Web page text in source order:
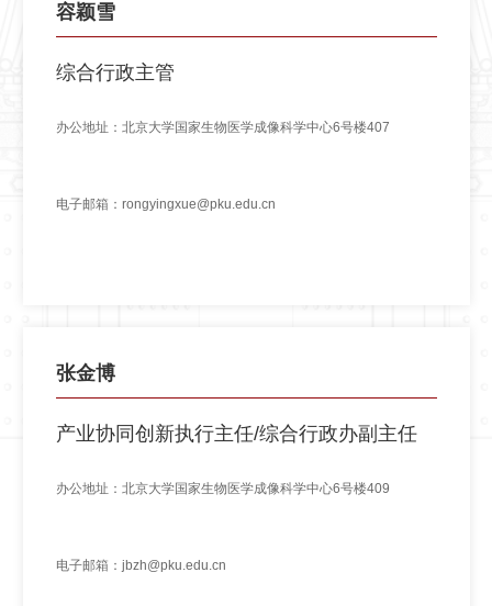
容颖雪
综合行政主管
办公地址：北京大学国家生物医学成像科学中心6号楼407
电子邮箱：rongyingxue@pku.edu.cn
张金博
产业协同创新执行主任/综合行政办副主任
办公地址：北京大学国家生物医学成像科学中心6号楼409
电子邮箱：jbzh@pku.edu.cn